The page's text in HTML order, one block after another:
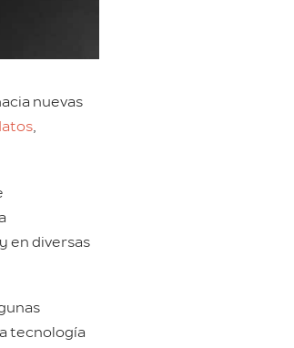
nuevas
,
en diversas
tecnología